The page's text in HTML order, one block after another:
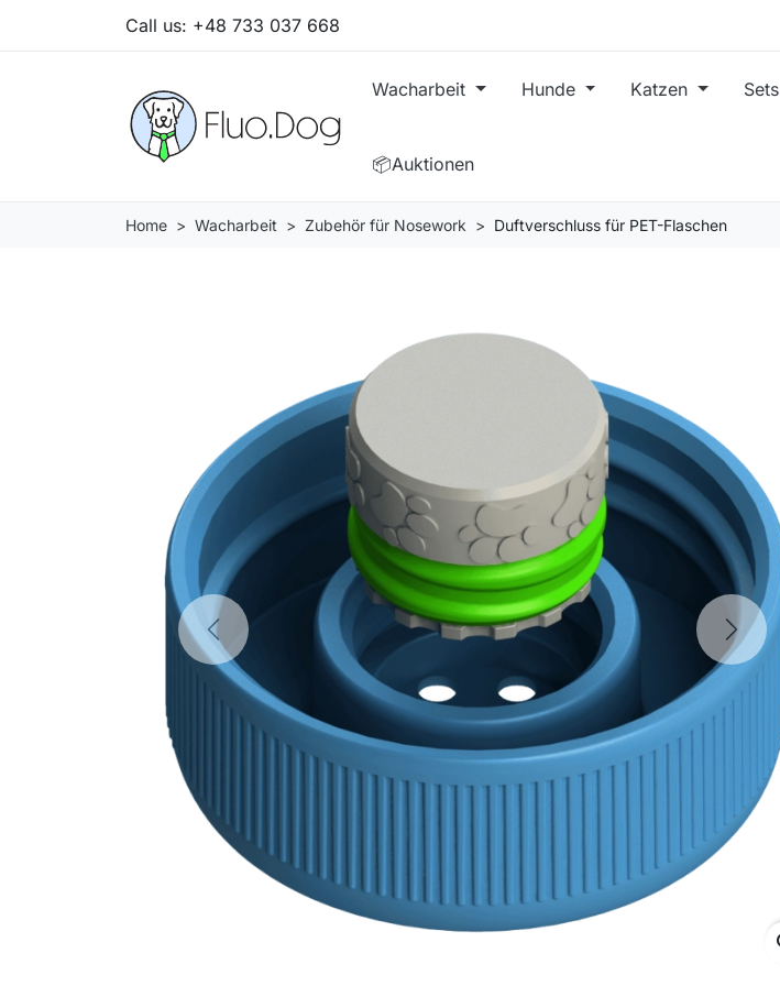
Call us: +48 733 037 668
Wacharbeit Hunde Katzen Sets
📦Auktionen
Home Wacharbeit Zubehör für Nosework Duftverschluss für PET-Flaschen
Previous Next